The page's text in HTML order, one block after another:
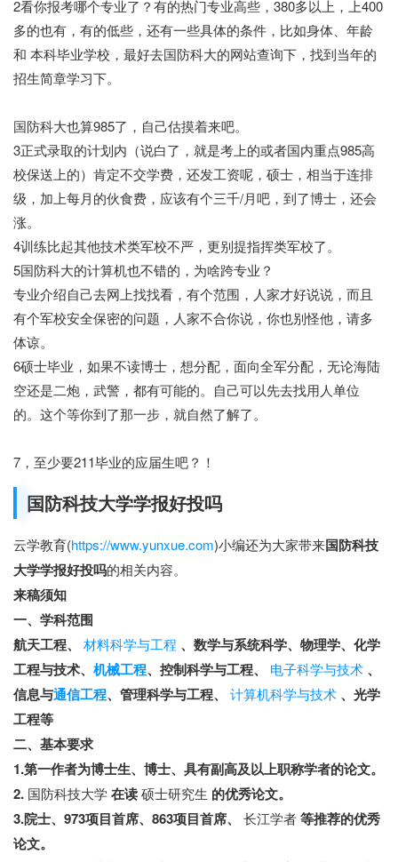
2看你报考哪个专业了？有的热门专业高些，380多以上，上400
多的也有，有的低些，还有一些具体的条件，比如身体、年龄
和 本科毕业学校，最好去国防科大的网站查询下，找到当年的
招生简章学习下。
国防科大也算985了，自己估摸着来吧。
3正式录取的计划内（说白了，就是考上的或者国内重点985高
校保送上的）肯定不交学费，还发工资呢，硕士，相当于连排
级，加上每月的伙食费，应该有个三千/月吧，到了博士，还会
涨。
4训练比起其他技术类军校不严，更别提指挥类军校了。
5国防科大的计算机也不错的，为啥跨专业？
专业介绍自己去网上找找看，有个范围，人家才好说说，而且
有个军校安全保密的问题，人家不合你说，你也别怪他，请多
体谅。
6硕士毕业，如果不读博士，想分配，面向全军分配，无论海陆
空还是二炮，武警，都有可能的。自己可以先去找用人单位
的。这个等你到了那一步，就自然了解了。
7，至少要211毕业的应届生吧？！
国防科技大学学报好投吗
云学教育(https://www.yunxue.com)小编还为大家带来国防科技
大学学报好投吗的相关内容。
来稿须知
一、学科范围
航天工程、 材料科学与工程 、数学与系统科学、物理学、化学
工程与技术、 机械工程、控制科学与工程、 电子科学与技术 、
信息与通信工程、管理科学与工程、 计算机科学与技术 、光学
工程等
二、基本要求
1.第一作者为博士生、博士、具有副高及以上职称学者的论文。
2. 国防科技大学在读硕士研究生 的优秀论文。
3.院士、973项目首席、863项目首席、 长江学者等推荐的优秀
论文。